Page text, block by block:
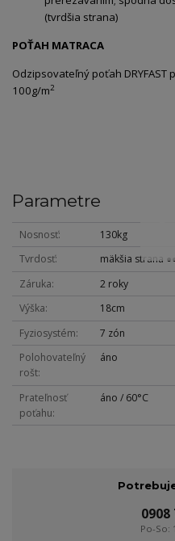
(tvrdšia strana)
POŤAH MATRACA
Odzipsovateľný poťah DRYFAST
100g/m2
Parametre
Nosnosť
130kg
Tvrdosť
mäkšia strana
Záruka
2 roky
Výška
18cm
Fyziosystém
7 zón
Polohovateľný
rošt
áno
Prateľnosť
poťahu
áno / 60°C
0908
Po-So: